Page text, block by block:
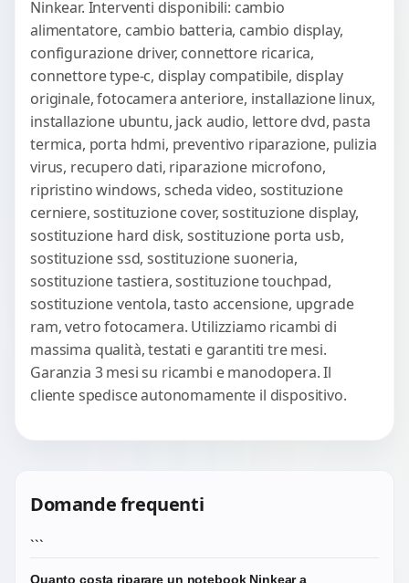
Ninkear. Interventi disponibili: cambio
alimentatore, cambio batteria, cambio display,
configurazione driver, connettore ricarica,
connettore type-c, display compatibile, display
originale, fotocamera anteriore, installazione linux,
installazione ubuntu, jack audio, lettore dvd, pasta
termica, porta hdmi, preventivo riparazione, pulizia
virus, recupero dati, riparazione microfono,
ripristino windows, scheda video, sostituzione
cerniere, sostituzione cover, sostituzione display,
sostituzione hard disk, sostituzione porta usb,
sostituzione ssd, sostituzione suoneria,
sostituzione tastiera, sostituzione touchpad,
sostituzione ventola, tasto accensione, upgrade
ram, vetro fotocamera. Utilizziamo ricambi di
massima qualità, testati e garantiti tre mesi.
Garanzia 3 mesi su ricambi e manodopera. Il
cliente spedisce autonomamente il dispositivo.
Domande frequenti
```
Quanto costa riparare un notebook Ninkear a